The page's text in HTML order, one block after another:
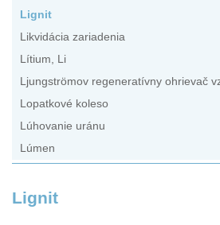
Lignit
Likvidácia zariadenia
Lítium, Li
Ljungströmov regeneratívny ohrievač
Lopatkové koleso
Lúhovanie uránu
Lúmen
Lignit